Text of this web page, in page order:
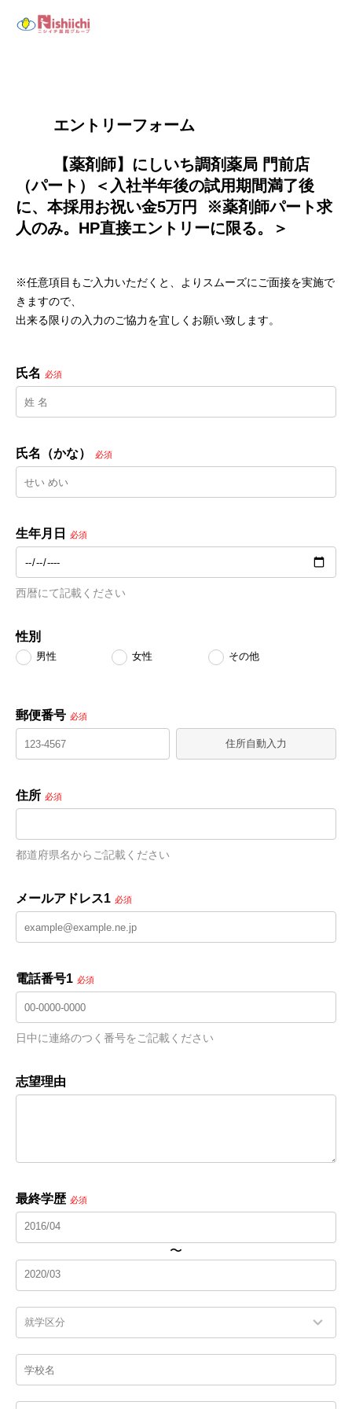
        エントリーフォーム
（パート）＜入社半年後の試用期間満了後
に、本採用お祝い金5万円  ※薬剤師パート求
人のみ。HP直接エントリーに限る。＞
※任意項目もご入力いただくと、よりスムーズにご面接を実施で
きますので、
出来る限りの入力のご協力を宜しくお願い致します。
氏名 必須
氏名（かな） 必須
生年月日 必須
西暦にて記載ください
性別
男性 女性 その他
郵便番号 必須
住所自動入力
住所 必須
都道府県名からご記載ください
メールアドレス1 必須
電話番号1 必須
日中に連絡のつく番号をご記載ください
志望理由
最終学歴 必須
〜